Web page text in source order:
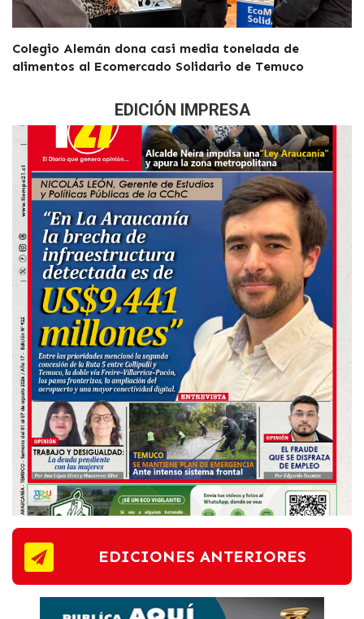
Colegio Alemán dona casi media tonelada de
alimentos al Ecomercado Solidario de Temuco
EDICIÓN IMPRESA
EDICIONES ANTERIORES